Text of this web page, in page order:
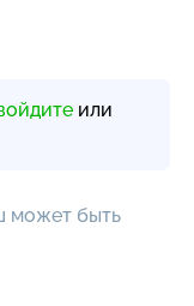
или
может быть